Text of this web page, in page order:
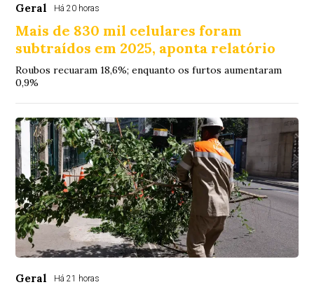
Geral Há 20 horas
Mais de 830 mil celulares foram
subtraídos em 2025, aponta relatório
Roubos recuaram 18,6%; enquanto os furtos aumentaram
0,9%
Geral Há 21 horas